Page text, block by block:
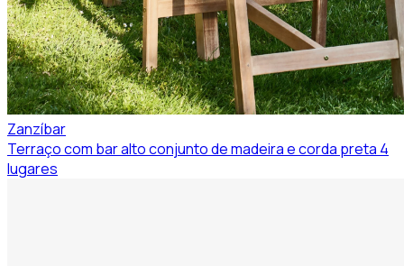
Zanzíbar
Terraço com bar alto conjunto de madeira e corda preta 4
lugares